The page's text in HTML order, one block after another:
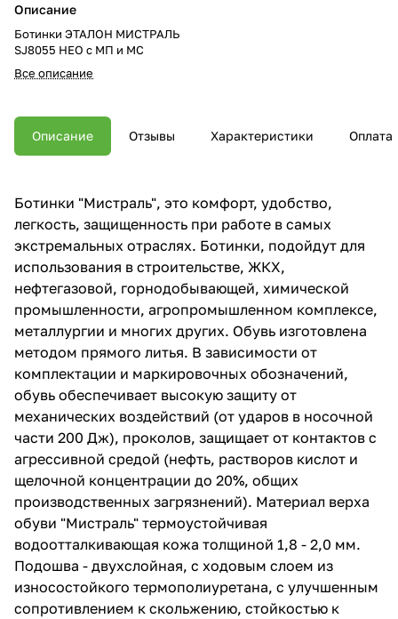
Описание
Ботинки ЭТАЛОН МИСТРАЛЬ
SJ8055 НЕО с МП и МС
Все описание
Описание Отзывы Характеристики Оплата
Ботинки "Мистраль", это комфорт, удобство,
легкость, защищенность при работе в самых
экстремальных отраслях. Ботинки, подойдут для
использования в строительстве, ЖКХ,
нефтегазовой, горнодобывающей, химической
промышленности, агропромышленном комплексе,
металлургии и многих других. Обувь изготовлена
методом прямого литья. В зависимости от
комплектации и маркировочных обозначений,
обувь обеспечивает высокую защиту от
механических воздействий (от ударов в носочной
части 200 Дж), проколов, защищает от контактов с
агрессивной средой (нефть, растворов кислот и
щелочной концентрации до 20%, общих
производственных загрязнений). Материал верха
обуви "Мистраль" термоустойчивая
водоотталкивающая кожа толщиной 1,8 - 2,0 мм.
Подошва - двухслойная, с ходовым слоем из
износостойкого термополиуретана, с улучшенным
сопротивлением к скольжению, стойкостью к